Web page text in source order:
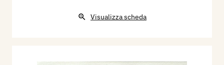
Visualizza scheda